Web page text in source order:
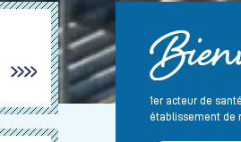
1er acteur de
établissement de